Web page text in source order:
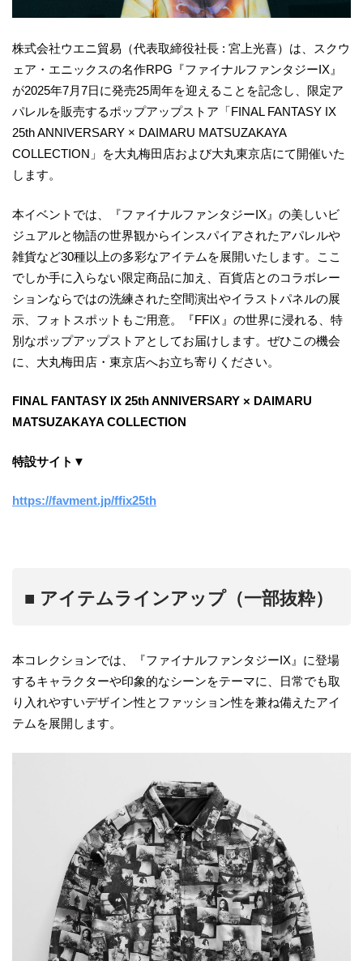
株式会社ウエニ貿易（代表取締役社長 : 宮上光喜）は、スクウ
ェア・エニックスの名作RPG『ファイナルファンタジーIX』
が2025年7月7日に発売25周年を迎えることを記念し、限定ア
パレルを販売するポップアップストア「FINAL FANTASY IX
25th ANNIVERSARY × DAIMARU MATSUZAKAYA
COLLECTION」を大丸梅田店および大丸東京店にて開催いた
します。
本イベントでは、『ファイナルファンタジーIX』の美しいビ
ジュアルと物語の世界観からインスパイアされたアパレルや
雑貨など30種以上の多彩なアイテムを展開いたします。ここ
でしか手に入らない限定商品に加え、百貨店とのコラボレー
ションならではの洗練された空間演出やイラストパネルの展
示、フォトスポットもご用意。『FFⅨ』の世界に浸れる、特
別なポップアップストアとしてお届けします。ぜひこの機会
に、大丸梅田店・東京店へお立ち寄りください。
FINAL FANTASY IX 25th ANNIVERSARY × DAIMARU
MATSUZAKAYA COLLECTION
特設サイト▼
https://favment.jp/ffix25th
■ アイテムラインアップ（一部抜粋）
本コレクションでは、『ファイナルファンタジーIX』に登場
するキャラクターや印象的なシーンをテーマに、日常でも取
り入れやすいデザイン性とファッション性を兼ね備えたアイ
テムを展開します。